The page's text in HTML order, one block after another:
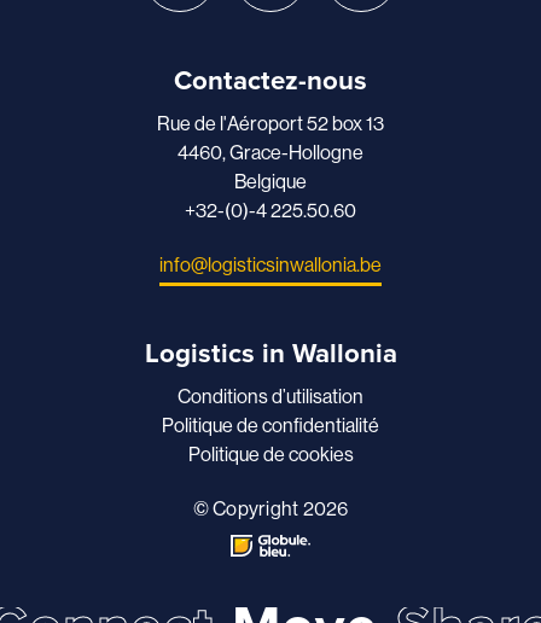
Contactez-nous
Rue de l'Aéroport 52 box 13
4460, Grace-Hollogne
Belgique
+32-(0)-4 225.50.60
info@logisticsinwallonia.be
Logistics in Wallonia
Conditions d’utilisation
Politique de confidentialité
Politique de cookies
© Copyright 2026